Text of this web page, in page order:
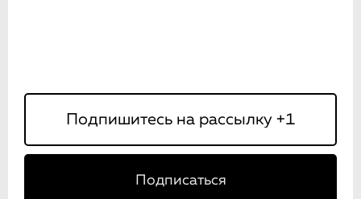
Подписаться